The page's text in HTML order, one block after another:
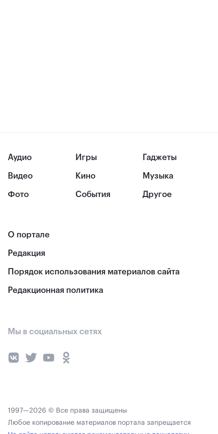
Аудио
Видео
Фото
Игры
Кино
События
Гаджеты
Музыка
Другое
О портале
Редакция
Порядок использования материалов сайта
Редакционная политика
Мы в социальных сетях
1997—2026 © Все права защищены
Любое копирование материалов портала запрещается